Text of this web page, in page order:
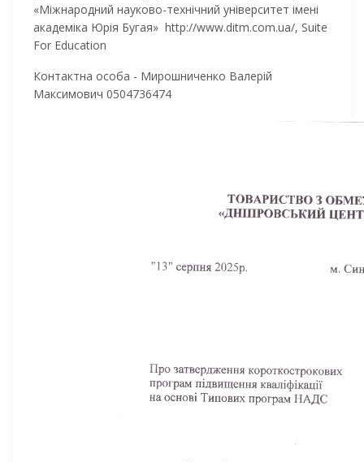
«Міжнародний науково-технічний університет імені
академіка Юрія Бугая» http://www.ditm.com.ua/, Suite
For Education
Контактна особа - Мирошниченко Валерій
Максимович 0504736474